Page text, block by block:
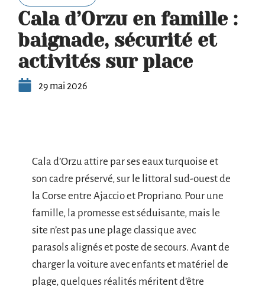
Cala d’Orzu en famille :
baignade, sécurité et
activités sur place
29 mai 2026
Cala d’Orzu attire par ses eaux turquoise et
son cadre préservé, sur le littoral sud-ouest de
la Corse entre Ajaccio et Propriano. Pour une
famille, la promesse est séduisante, mais le
site n’est pas une plage classique avec
parasols alignés et poste de secours. Avant de
charger la voiture avec enfants et matériel de
plage, quelques réalités méritent d’être